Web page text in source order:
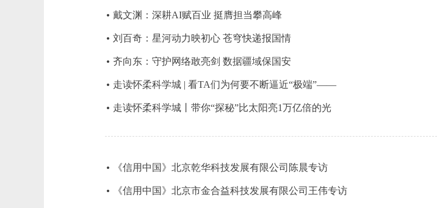
戴文渊：深耕AI赋百业 挺膺担当攀高峰
刘百奇：星河动力映初心 苍穹快递报国情
齐向东：守护网络敢亮剑 数据疆域保国安
走读怀柔科学城 | 看TA们为何要不断逼近“极端”——
走读怀柔科学城丨带你“探秘”比太阳亮1万亿倍的光
《信用中国》北京乾华科技发展有限公司陈晨专访
《信用中国》北京市金合益科技发展有限公司王伟专访